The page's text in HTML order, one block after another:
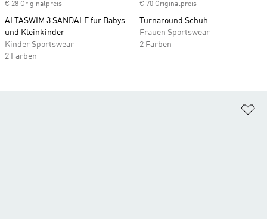
€ 28 Originalpreis
ALTASWIM 3 SANDALE für Babys
und Kleinkinder
Kinder Sportswear
2 Farben
€ 70 Originalpreis
Turnaround Schuh
Frauen Sportswear
2 Farben